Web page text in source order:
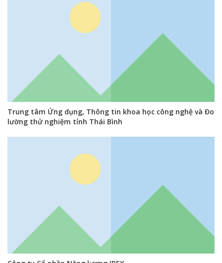
Trung tâm Ứng dụng, Thông tin khoa học công nghệ và Đo
lường thử nghiệm tỉnh Thái Bình